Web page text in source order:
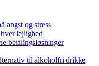
angst og stress
lejlighed
betalingsløsninger
til alkoholfri drikke